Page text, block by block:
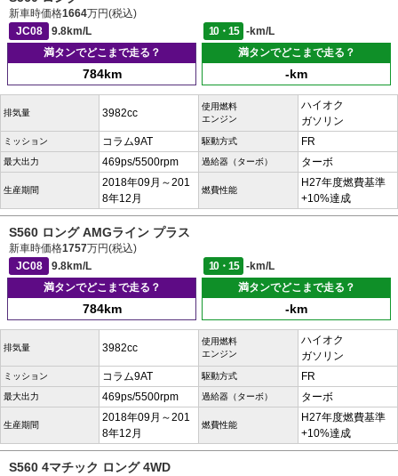
新車時価格1664万円(税込)
JC08
9.8km/L 10・15
-km/L
満タンでどこまで走る？
784km
満タンでどこまで走る？
-km
排気量 3982cc
使用燃料
エンジン
ハイオク
ガソリン
ミッション コラム9AT 駆動方式 FR
最大出力 469ps/5500rpm 過給器（ターボ） ターボ
生産期間
2018年09月～201
8年12月
燃費性能
H27年度燃費基準
+10%達成
S560 ロング AMGライン プラス
新車時価格1757万円(税込)
JC08
9.8km/L 10・15
-km/L
満タンでどこまで走る？
784km
満タンでどこまで走る？
-km
排気量 3982cc
使用燃料
エンジン
ハイオク
ガソリン
ミッション コラム9AT 駆動方式 FR
最大出力 469ps/5500rpm 過給器（ターボ） ターボ
生産期間
2018年09月～201
8年12月
燃費性能
H27年度燃費基準
+10%達成
S560 4マチック ロング 4WD